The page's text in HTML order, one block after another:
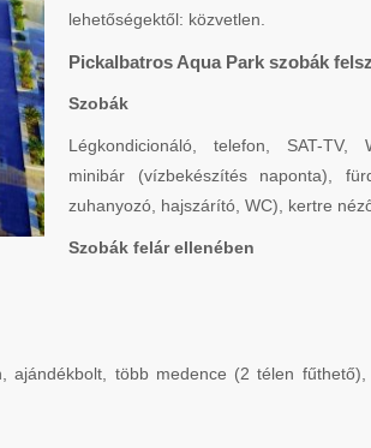
lehetőségektől: közvetlen.
Pickalbatros Aqua Park szobák
Szobák
Légkondicionáló, telefon, SAT-TV,
minibár (vízbekészítés naponta),
zuhanyozó, hajszárító, WC), kertre
Szobák felár ellenében
több medence (2 télen